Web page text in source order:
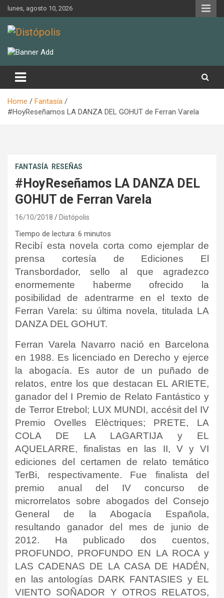
Skip
to
content
lunes, agosto 10, 2026
Distópolis
Home
Fantasía
#HoyReseñamos LA DANZA DEL GOHUT de Ferran Varela
FANTASÍA RESEÑAS
#HoyReseñamos LA DANZA DEL
GOHUT de Ferran Varela
16/10/2018 Distópolis
Tiempo de lectura: 6 minutos
Recibí esta novela corta como ejemplar de
prensa cortesía de Ediciones El
Transbordador, sello al que agradezco
enormemente haberme ofrecido la
posibilidad de adentrarme en el texto de
Ferran Varela: su última novela, titulada LA
DANZA DEL GOHUT.
Ferran Varela Navarro nació en Barcelona
en 1988. Es licenciado en Derecho y ejerce
la abogacía. Es autor de un puñado de
relatos, entre los que destacan EL ARIETE,
ganador del I Premio de Relato Fantástico y
de Terror Etrebol; LUX MUNDI, accésit del IV
Premio Ovelles Elèctriques; PRETE, LA
COLA DE LA LAGARTIJA y EL
AQUELARRE, finalistas en las II, V y VI
ediciones del certamen de relato temático
TerBi, respectivamente. Fue finalista del
premio anual del IV concurso de
microrrelatos sobre abogados del Consejo
General de la Abogacía Española,
resultando ganador del mes de junio de
2012. Ha publicado dos cuentos,
PROFUNDO, PROFUNDO EN LA ROCA y
LAS CADENAS DE LA CASA DE HADÉN,
en las antologías DARK FANTASIES y EL
VIENTO SOÑADOR Y OTROS RELATOS,